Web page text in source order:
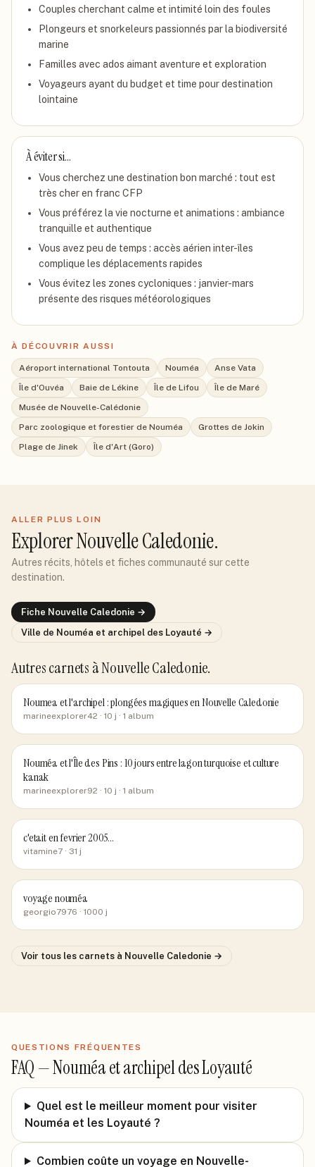
Couples cherchant calme et intimité loin des foules
Plongeurs et snorkeleurs passionnés par la biodiversité
marine
Familles avec ados aimant aventure et exploration
Voyageurs ayant du budget et time pour destination
lointaine
À éviter si…
Vous cherchez une destination bon marché : tout est
très cher en franc CFP
Vous préférez la vie nocturne et animations : ambiance
tranquille et authentique
Vous avez peu de temps : accès aérien inter-îles
complique les déplacements rapides
Vous évitez les zones cycloniques : janvier-mars
présente des risques météorologiques
À DÉCOUVRIR AUSSI
Aéroport international Tontouta Nouméa
Anse Vata
Île d'Ouvéa
Baie de Lékine Île de Lifou
Île de Maré
Musée de Nouvelle-Calédonie
Parc zoologique et forestier de Nouméa
Grottes de Jokin
Plage de Jinek
Île d'Art (Goro)
ALLER PLUS LOIN
ExplorerNouvelle Caledonie.
Autres récits, hôtels et fiches communauté sur cette
destination.
Fiche Nouvelle Caledonie →
Ville de Nouméa et archipel des Loyauté →
Autres carnets à Nouvelle Caledonie.
Noumea et l'archipel : plongées magiques en Nouvelle Caledonie
marineexplorer42 · 10 j · 1 album
Nouméa et l'Île des Pins : 10 jours entre lagon turquoise et culture
kanak
marineexplorer92 · 10 j · 1 album
c'etait en fevrier 2005...
vitamine7 · 31 j
voyage nouméa
georgio7976 · 1000 j
Voir tous les carnets à Nouvelle Caledonie →
QUESTIONS FRÉQUENTES
FAQ —Nouméa et archipel des Loyauté
Quel est le meilleur moment pour visiter
Nouméa et les Loyauté ?
Combien coûte un voyage en Nouvelle-